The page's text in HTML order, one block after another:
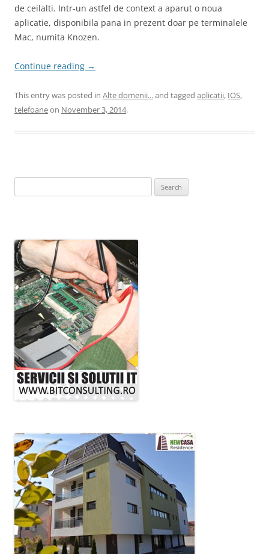
de ceilalti. Intr-un astfel de context a aparut o noua
aplicatie, disponibila pana in prezent doar pe terminalele
Mac, numita Knozen.
Continue reading →
This entry was posted in Alte domenii...and tagged aplicatii, IOS,
telefoaneon November 3, 2014.
for: